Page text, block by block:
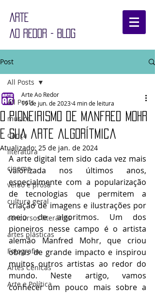
ARTE
AO REDOR - BLOG
Post
All Posts
música
dança
literatura
cinema
verso e prosa
cultura geral
concursos literários
artes plásticas
Fotografia
Artes Cênicas
Arte e Política
All Posts
O pioneirismo de Manfred Mohr
e sua arte algorítmica
Arte Ao Redor
19 de jun. de 20234 min de leitura
Atualizado: 25 de jan. de 2024
A arte digital tem sido cada vez mais
valorizada nos últimos anos,
especialmente com a popularização
de tecnologias que permitem a
criação de imagens e ilustrações por
meio de algoritmos. Um dos
pioneiros nesse campo é o artista
alemão Manfred Mohr, que criou
obras de grande impacto e inspirou
muitos outros artistas ao redor do
mundo. Neste artigo, vamos
conhecer um pouco mais sobre a